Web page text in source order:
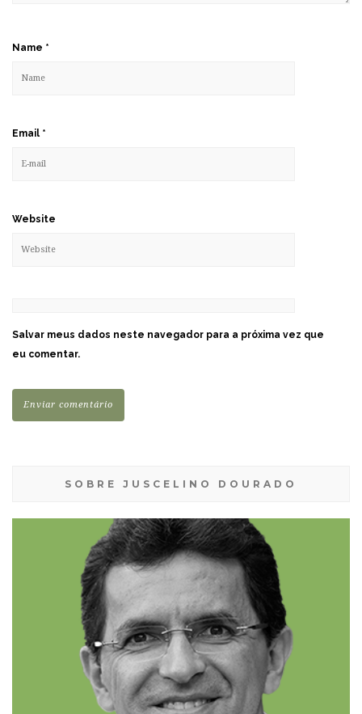
Name *
Email *
Website
Salvar meus dados neste navegador para a próxima vez que
eu comentar.
SOBRE JUSCELINO DOURADO